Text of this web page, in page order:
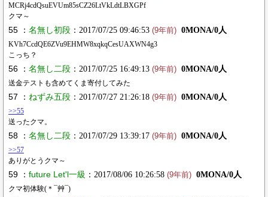
MCRj4cdQsuEVUm85sCZ26LtVkLdtLBXGPf
クマ～
55 ： 名無し初段 ：2017/07/25 09:46:53 (9年前) 0MONA/0人
KVh7CcdQE6ZVu9EHMW8xqkqCesUAXWN4g3
こっち？
56 ： 名無し二段 ：2017/07/25 16:49:13 (9年前) 0MONA/0人
送金テストも含めてくま寄付してみた
57 ： ねずみ五段 ：2017/07/27 21:26:18 (9年前) 0MONA/0人
>>55
送ったクマ。
58 ： 名無し二段 ：2017/07/29 13:39:17 (9年前) 0MONA/0人
>>57
ありがとうクマ～
59 ： future Let'l一級 ：2017/08/06 10:26:58 (9年前) 0MONA/0人
クマ初体験(＊¯艸¯)